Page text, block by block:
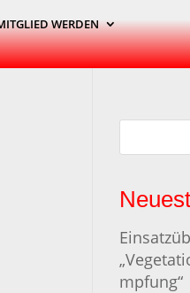
WERDEN
mpfung“